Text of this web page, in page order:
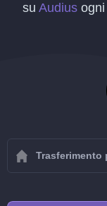
su Audiusogni
Trasferimento